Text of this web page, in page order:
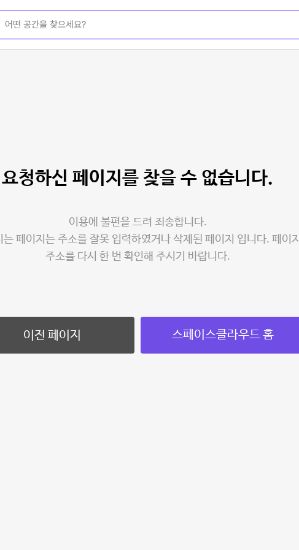
요청하신 페이지를 찾을 수 없습니다.
이용에 불편을 드려 죄송합니다.
는 페이지는 주소를 잘못 입력하였거나 삭제된 페이지 입니다. 페이지
주소를 다시 한 번 확인해 주시기 바랍니다.
이전 페이지 스페이스클라우드 홈